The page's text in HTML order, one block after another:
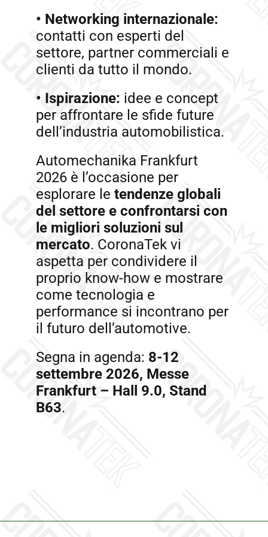
• Networking internazionale:
contatti con esperti del
settore, partner commerciali e
clienti da tutto il mondo.
• Ispirazione: idee e concept
per affrontare le sfide future
dell’industria automobilistica.
Automechanika Frankfurt
2026 è l’occasione per
esplorare le tendenze globali
del settore e confrontarsi con
le migliori soluzioni sul
mercato. CoronaTek vi
aspetta per condividere il
proprio know-how e mostrare
come tecnologia e
performance si incontrano per
il futuro dell’automotive.
Segna in agenda: 8-12
settembre 2026, Messe
Frankfurt – Hall 9.0, Stand
B63.